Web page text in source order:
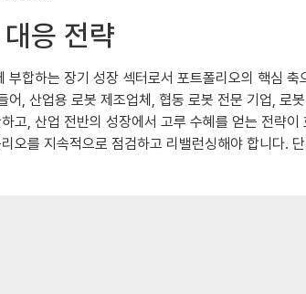
응 전략
부합하는 장기 성장 섹터로서 포트폴리오의 핵심
어, 산업용 로봇 제조업체, 협동 로봇 전문 기업,
고, 산업 전반의 성장에서 고루 수혜를 얻는 전략
오를 지속적으로 점검하고 리밸런싱해야 합니다.